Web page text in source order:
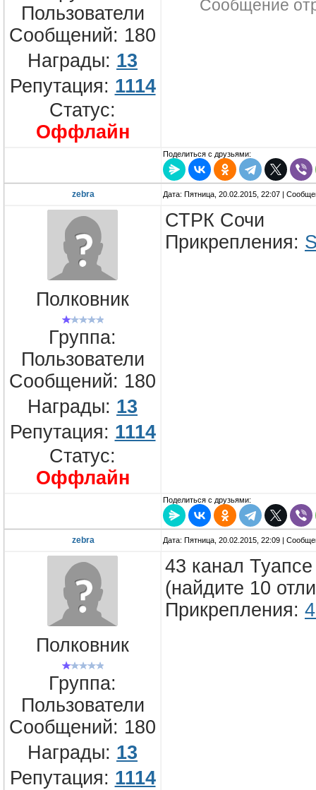
Пользователи
Сообщений: 180
Награды: 13
Репутация: 1114
Статус:
Оффлайн
Сообщение
Поделиться с друзьями:
zebra Дата: Пятница, 20.02.2015, 22:07 |
Полковник
Группа:
Пользователи
Сообщений: 180
Награды: 13
Репутация: 1114
Статус:
Оффлайн
СТРК Сочи
Прикрепления:
Поделиться с друзьями:
zebra Дата: Пятница, 20.02.2015, 22:09 |
Полковник
Группа:
Пользователи
Сообщений: 180
Награды: 13
Репутация: 1114
43 канал Туапсе
(найдите 10
Прикрепления: